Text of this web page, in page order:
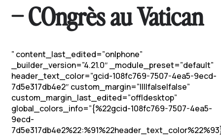
– COngrès au Vatican
” content_last_edited=”on|phone”
_builder_version=”4.21.0″ _module_preset=”default”
header_text_color=”gcid-108fc769-7507-4ea5-9ecd-
7d5e317db4e2″ custom_margin=”||||false|false”
custom_margin_last_edited=”off|desktop”
global_colors_info=”{%22gcid-108fc769-7507-4ea5-
9ecd-